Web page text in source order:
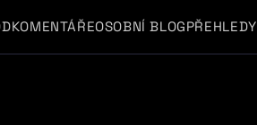
KOMENTÁŘEOSOBNÍ BLOGPŘEHLEDY